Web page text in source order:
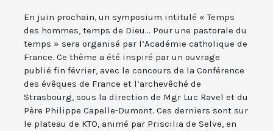
En juin prochain, un symposium intitulé « Temps
des hommes, temps de Dieu... Pour une pastorale du
temps » sera organisé par l’Académie catholique de
France. Ce thème a été inspiré par un ouvrage
publié fin février, avec le concours de la Conférence
des évêques de France et l’archevêché de
Strasbourg, sous la direction de Mgr Luc Ravel et du
Père Philippe Capelle-Dumont. Ces derniers sont sur
le plateau de KTO, animé par Priscilia de Selve, en